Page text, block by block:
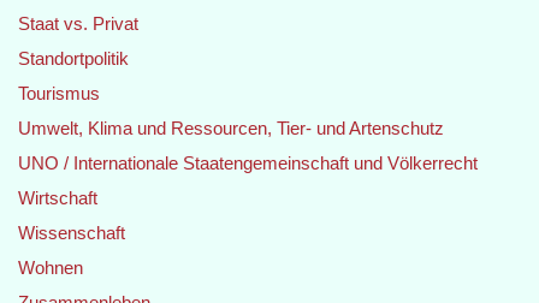
Staat vs. Privat
Standortpolitik
Tourismus
Umwelt, Klima und Ressourcen, Tier- und Artenschutz
UNO / Internationale Staatengemeinschaft und Völkerrecht
Wirtschaft
Wissenschaft
Wohnen